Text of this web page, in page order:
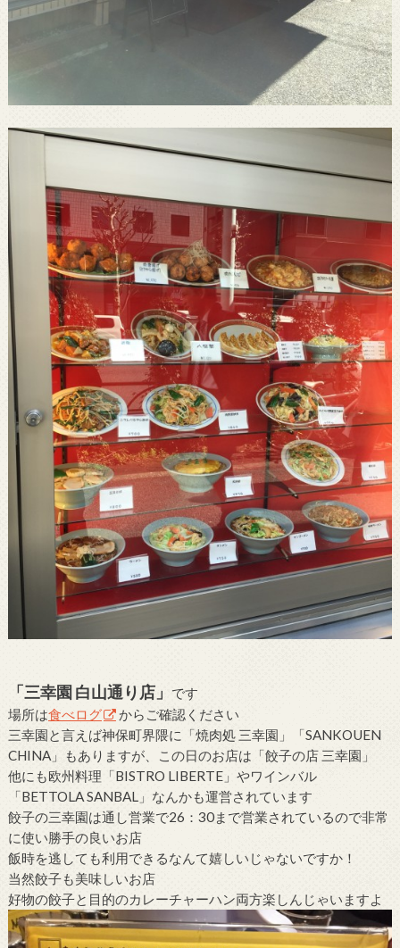
「三幸園 白山通り店」
です
場所は食べログ
からご確認ください
三幸園と言えば神保町界隈に「焼肉処 三幸園」「SANKOUEN
CHINA」もありますが、この日のお店は「餃子の店 三幸園」
他にも欧州料理「BISTRO LIBERTE」やワインバル
「BETTOLA SANBAL」なんかも運営されています
餃子の三幸園は通し営業で26：30まで営業されているので非常
に使い勝手の良いお店
飯時を逃しても利用できるなんて嬉しいじゃないですか！
当然餃子も美味しいお店
好物の餃子と目的のカレーチャーハン両方楽しんじゃいますよ